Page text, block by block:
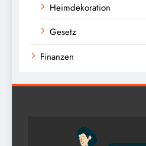
Heimdekoration
Gesetz
Finanzen